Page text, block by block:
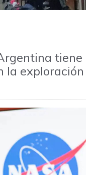
tiene
la exploración